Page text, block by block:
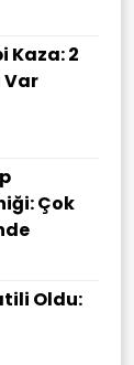
Kaza: 2
Var
Çok
Oldu: